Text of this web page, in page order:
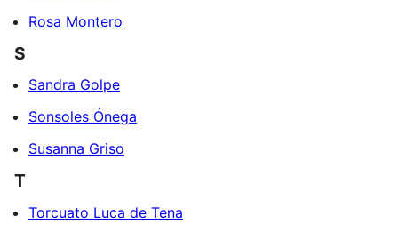
Rosa Montero
S
Sandra Golpe
Sonsoles Ónega
Susanna Griso
T
Torcuato Luca de Tena